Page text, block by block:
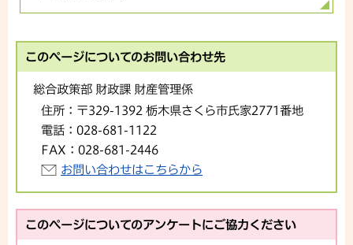
このページについてのお問い合わせ先
総合政策部 財政課 財産管理係
住所： 〒329-1392 栃木県さくら市氏家2771番地
電話： 028-681-1122
FAX： 028-681-2446
お問い合わせはこちらから
このページについてのアンケートにご協力ください